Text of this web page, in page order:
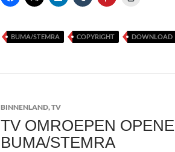
BUMA/STEMRA COPYRIGHT DOWNLOAD
BINNENLAND,TV
TV OMROEPEN
BUMA/STEMRA